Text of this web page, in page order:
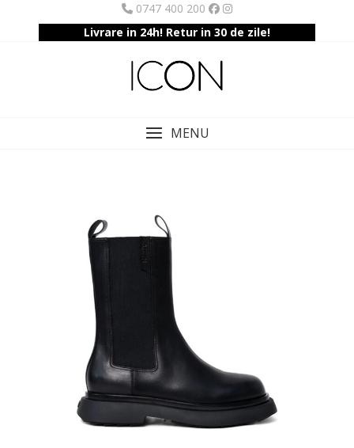
0747 400 200
Livrare in 24h! Retur in 30 de zile!
MENU